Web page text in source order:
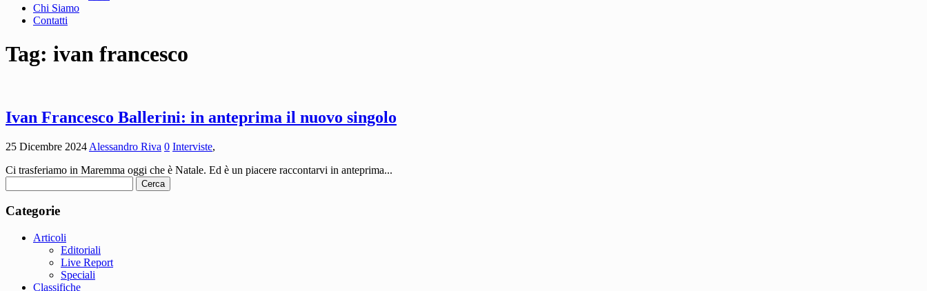
Chi Siamo
Contatti
Tag: ivan francesco
Ivan Francesco Ballerini: in anteprima il nuovo singolo
25 Dicembre 2024 Alessandro Riva 0 Interviste,
Ci trasferiamo in Maremma oggi che è Natale. Ed è un piacere raccontarvi in anteprima...
per:
Categorie
Articoli
Editoriali
Live Report
Speciali
Classifiche